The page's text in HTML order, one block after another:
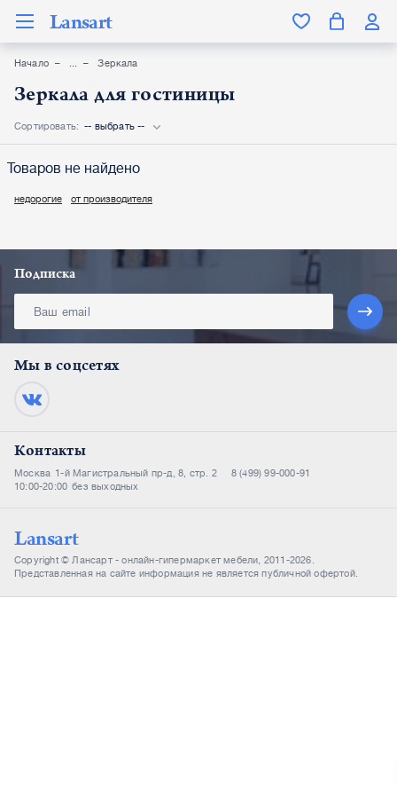
Lansart
Начало Зеркала
Зеркала для гостиницы
Сортировать: -- выбрать --
Товаров не найдено
недорогие от производителя
Подписка
Мы в соцсетях
Контакты
Москва 1-й Магистральный пр-д, 8, стр. 2
8 (499) 99-000-91
10:00-20:00 без выходных
Lansart
Copyright © Лансарт - онлайн-гипермаркет мебели, 2011-2026.
Представленная на сайте информация не является публичной офертой.